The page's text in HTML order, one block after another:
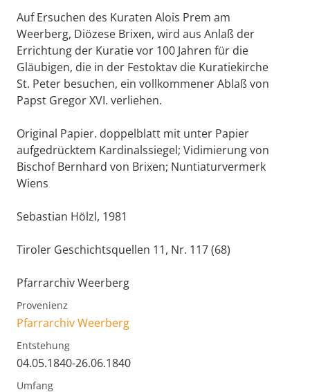
Auf Ersuchen des Kuraten Alois Prem am
Weerberg, Diözese Brixen, wird aus Anlaß der
Errichtung der Kuratie vor 100 Jahren für die
Gläubigen, die in der Festoktav die Kuratiekirche
St. Peter besuchen, ein vollkommener Ablaß von
Papst Gregor XVI. verliehen.
Original Papier. doppelblatt mit unter Papier
aufgedrücktem Kardinalssiegel; Vidimierung von
Bischof Bernhard von Brixen; Nuntiaturvermerk
Wiens
Sebastian Hölzl, 1981
Tiroler Geschichtsquellen 11, Nr. 117 (68)
Pfarrarchiv Weerberg
Provenienz
Pfarrarchiv Weerberg
Entstehung
04.05.1840-26.06.1840
Umfang